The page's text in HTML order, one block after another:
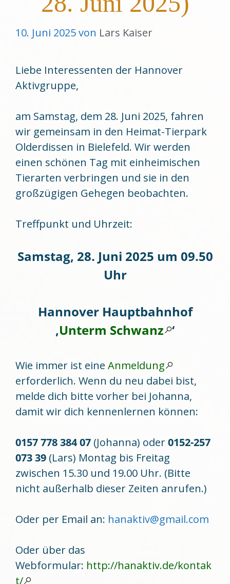
10. Juni 2025von Lars Kaiser
Liebe Interessenten der Hannover
Aktivgruppe,
am Samstag, dem 28. Juni 2025, fahren
wir gemeinsam in den Heimat-Tierpark
Olderdissen in Bielefeld. Wir werden
einen schönen Tag mit einheimischen
Tierarten verbringen und sie in den
großzügigen Gehegen beobachten.
Treffpunkt und Uhrzeit:
Samstag, 28. Juni 2025 um 09.50
Uhr
Hannover Hauptbahnhof
‚Unterm Schwanz ‘
Wie immer ist eine Anmeldung
erforderlich. Wenn du neu dabei bist,
melde dich bitte vorher bei Johanna,
damit wir dich kennenlernen können:
0157 778 384 07 (Johanna) oder0152-257
073 39 (Lars) Montag bis Freitag
zwischen 15.30 und 19.00 Uhr. (Bitte
nicht außerhalb dieser Zeiten anrufen.)
Oder per Email an: hanaktiv@gmail.com
Oder über das
Webformular: http://hanaktiv.de/kontak
t/